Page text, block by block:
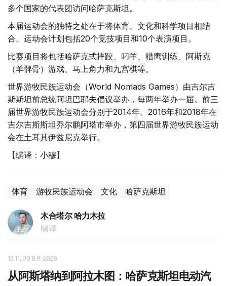
多个国家的代表团访问哈萨克斯坦。
本届运动会的独特之处在于将体育、文化和科学项目相结
合。运动会计划包括20个竞技项目和10个表演项目。
比赛项目将包括哈萨克式摔跤、叼羊、猎鹰训练、阿斯克
（羊髀骨）游戏、马上角力和九宫棋等。
世界游牧民族运动会（World Nomads Games）由吉尔吉
斯斯坦前总统阿坦巴耶夫倡议举办，每两年举办一届。前三
届世界游牧民族运动会分别于2014年、2016年和2018年在
吉尔吉斯斯坦乔尔鹏阿塔市举办，第四届世界游牧民族运动
会在土耳其伊兹尼克举行。
【编译：小穆】
体育 游牧民族运动会 文化 哈萨克斯坦
木合塔尔 哈力木拉
编译
12:11, 09 8月 2026
从阿斯塔纳到阿拉木图：哈萨克斯坦电动汽